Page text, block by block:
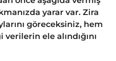
yarar var. Zira
göreceksiniz, hem
ele alındığını